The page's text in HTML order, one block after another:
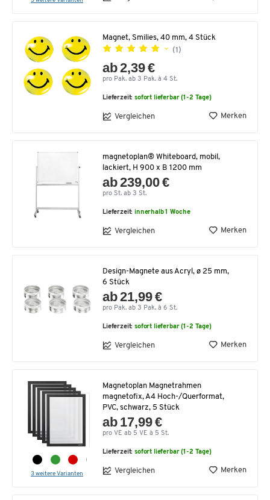
Magnet, Smilies, 40 mm, 4 Stück
(1)
ab 2,39 €
pro Pak. ab 3 Pak. à 4 St.
Lieferzeit:sofort lieferbar (1-2 Tage)
Vergleichen Merken
magnetoplan® Whiteboard, mobil,
lackiert, H 900 x B 1200 mm
ab 239,00 €
pro St. ab 3 St.
Lieferzeit:innerhalb 1 Woche
Vergleichen Merken
Design-Magnete aus Acryl, ø 25 mm,
6 Stück
ab 21,99 €
pro Pak. ab 3 Pak. à 6 St.
Lieferzeit:sofort lieferbar (1-2 Tage)
Vergleichen Merken
3 weitere Varianten
Magnetoplan Magnetrahmen
magnetofix, A4 Hoch-/Querformat,
PVC, schwarz, 5 Stück
ab 17,99 €
pro VE ab 5 VE à 5 St.
Lieferzeit:sofort lieferbar (1-2 Tage)
Vergleichen Merken